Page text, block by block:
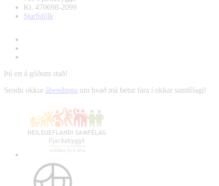
Kt. 470698-2099
Starfsfólk
Þú ert á góðum stað!
Sendu okkur ábendingu um hvað má betur fara í okkar samfélagi!